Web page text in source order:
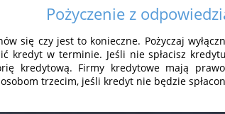
Pożyczenie z
się czy jest to konieczne. Pożyczaj
kredyt w terminie. Jeśli nie spłacisz
kredytową. Firmy kredytowe mają
trzecim, jeśli kredyt nie będzie